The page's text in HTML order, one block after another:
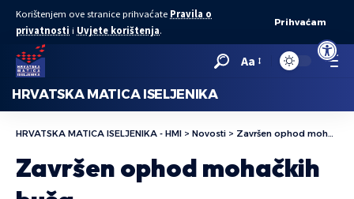
Open
Korištenjem ove stranice prihvaćate Pravila o
privatnosti i Uvjete korištenja.
Prihvaćam
Aa
HRVATSKA MATICA ISELJENIKA
HRVATSKA MATICA ISELJENIKA - HMI > Novosti > Završen ophod mohačkih buša
Završen ophod mohačkih